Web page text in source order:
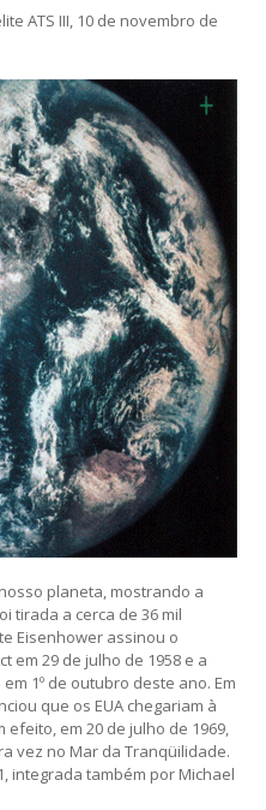
ATS III, 10 de novembro de
planeta, mostrando a
tirada a cerca de 36 mil
Eisenhower assinou o
em 29 de julho de 1958 e a
1º de outubro deste ano. Em
que os EUA chegariam à
efeito, em 20 de julho de 1969,
vez no Mar da Tranqüilidade.
integrada também por Michael